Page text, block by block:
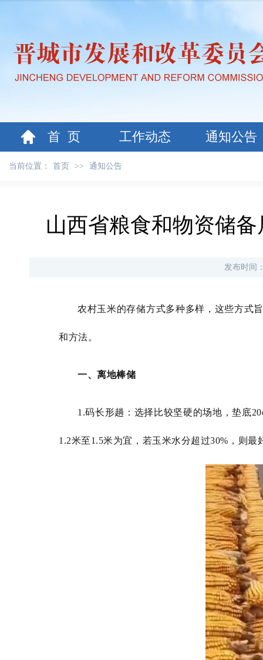
首 页 工作动态 通知公告
当前位置： 首页 >> 通知公告
山西省粮食和物资储
发布时间
农村玉米的存储方式多种多样，这些方式
和方法。
一、离地棒储
1.码长形趟：选择比较坚硬的场地，垫底
1.2米至1.5米为宜，若玉米水分超过30%，则最